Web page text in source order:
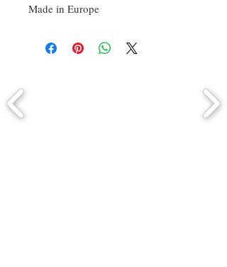
Made in Europe